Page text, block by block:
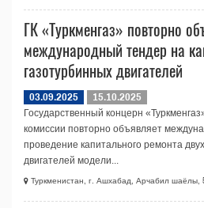
ГК «Туркменгаз» повторно
международный тендер на
газотурбинных двигателей
03.09.2025
15.10.2025
Государственный концерн
комиссии повторно объявляет
проведение капитального ремонта
двигателей модели...
Туркменистан, г. Ашхабад, Арчабил шаёлы,